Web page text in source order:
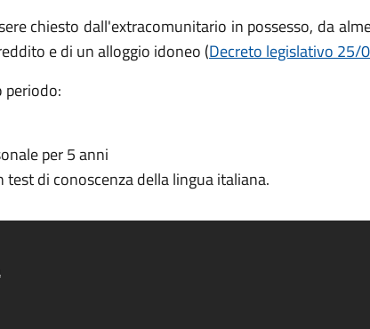
chiesto dall'extracomunitario in possesso, da
e di un alloggio idoneo (Decreto legislativo 25/
periodo:
per 5 anni
di conoscenza della lingua italiana.